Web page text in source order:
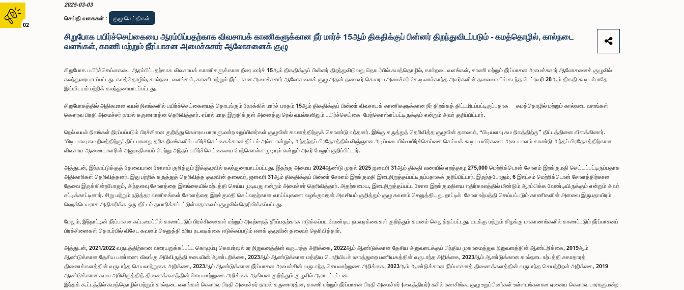
02
2025-03-03
செய்தி வகைகள் : குழு செய்திகள்
சிறுபோக பயிர்ச்செய்கையை ஆரம்பிப்பதற்காக விவசாயக் காணிகளுக்கான நீர் மார்ச் 15ஆம் திகதிக்குப் பின்னர் திறந்துவிடப்படும் - கமத்தொழில், கால்நடை
வளங்கள், காணி மற்றும் நீர்ப்பாசன அமைச்சுசார் ஆலோசனைக் குழு
சிறுபோக பயிர்ச்செய்கையை ஆரம்பிப்பதற்காக விவசாயக் காணிகளுக்கான நீரை மார்ச் 15ஆம் திகதிக்குப் பின்னர் திறந்துவிடுவது தொடர்பில் கமத்தொழில், கால்நடை வளங்கள், காணி மற்றும் நீர்ப்பாசன அமைச்சுசார் ஆலோசனைக் குழுவில்
கலந்துரையாடப்பட்டது. கமத்தொழில், கால்நடை வளங்கள், காணி மற்றும் நீர்ப்பாசன அமைச்சுசார் ஆலோசனைக் குழு அதன் தலைவர் கௌரவ அமைச்சர் கே.டி.லால்காந்த அவர்களின் தலைமையில் கடந்த பெப்ரவரி 28ஆம் திகதி கூடியபோதே
இவ்விடயம் பற்றிக் கலந்துரையாடப்பட்டது.
சிறுபோகத்தில் அதிகமான வயல் நிலங்களில் பயிர்ச்செய்கையைத் தொடங்கும் நோக்கில் மார்ச் மாதம் 15ஆம் திகதிக்குப் பின்னர் விவசாயக் காணிகளுக்கான நீர் திறக்கத் திட்டமிடப்பட்டிருப்பதாக கமத்தொழில் மற்றும் கால்நடை வளங்கள்
கௌரவ பிரதி அமைச்சர் நாமல் கருணாரத்ன தெரிவித்தார். ஏப்ரல் மாத இறுதிக்குள் அனைத்து நெல் வயல்களிலும் பயிர்ச்செய்கை மேற்கொள்ளப்பட்டிருக்கும் என்றும் அவர் குறிப்பிட்டார்.
நெல் வயல் நிலங்கள் நிரப்பப்படும் பிரச்சினை குறித்து கௌரவ பாராளுமன்ற உறுப்பினர்கள் குழுவின் கவனத்திற்குக் கொண்டு வந்தனர். இங்கு கருத்துத் தெரிவித்த குழுவின் தலைவர், “பிடியளவு கம நிலத்திற்கு” திட்டத்தினை விளக்கினார்.
‘பிடியளவு கம நிலத்திற்கு’ திட்டமானது தரிசு நிலங்களில் பயிர்ச்செய்கைக்கான திட்டம் அல்ல என்றும், அந்தந்தப் பிரதேசத்தில் விஞ்ஞான அடிப்படையில் பயிர்ச்செய்கை செய்யக் கூடிய பயிர்களை அடையாளம் காண்டு அந்தப் பிரதேசத்திற்கான
விவசாய ஆணையாளரின் அனுமதியைப் பெற்று அந்தப் பயிர்ச்செய்கையை மேற்கொள்ள முடியும் என்றும் அவர் மேலும் குறிப்பிட்டார்.
அத்துடன், இந்நாட்டுக்குத் தேவையான சோளம் குறித்தும் இக்குழுவில் கலந்துரையாடப்பட்டது. இதற்கு அமைய 2024ஆண்டு முதல் 2025 ஜனவரி 31ஆம் திகதி வரையில் ஏறத்தாழ 275,000 மெற்றிக்டொன் சோளம் இறக்குமதி செய்யப்பட்டிருப்பதாக
அதிகாரிகள் தெரிவித்தனர். இது பற்றிக் கருத்துத் தெரிவித்த குழுவின் தலைவர், ஜனவரி 31ஆம் திகதிக்குப் பின்னர் சோளம் இறக்குமதி இடைநிறுத்தப்பட்டிருப்பதாகக் குறிப்பிட்டார். இருந்தபோதும், 6 இலட்சம் மெற்றிக்டொன் சோளத்திற்கான
தேவை இருக்கின்றபோதும், அந்தளவு சோளத்தை இலங்கையில் உற்பத்தி செய்ய முடியது என்றும் அமைச்சர் தெரிவித்தார். அதற்கமைய, இடைநிறுத்தப்பட்ட சோள இறக்குமதியை எதிர்காலத்தில் மீண்டும் ஆரம்பிக்க வேண்டியிருக்கும் என்றும் அவர்
சுட்டிக்காட்டினார். சிறு மற்றும் நடுத்தர வணிகங்கள் சோளத்தை இறக்குமதி செய்வதற்கான வாய்ப்புகளை வழங்குவதன் அவசியம் குறித்தும் குழு கவனம் செலுத்தியது. நாட்டில் சோள உற்பத்தி செய்யப்படும் காணிகளின் அளவை இருபதாயிரம்
ஹெக்டெயராக அதிகரிக்க ஒரு திட்டம் தயாரிக்கப்பட்டுள்ளதாகவும் குழுவில் தெரிவிக்கப்பட்டது.
மேலும், இந்நாட்டின் நீர்ப்பாசன கட்டமைப்பில் காணப்படும் பிரச்சினைகள் மற்றும் அவற்றைத் தீர்ப்பதற்காக எடுக்கப்பட வேண்டிய நடவடிக்கைகள் குறித்தும் கவனம் செலுத்தப்பட்டது. வடக்கு மற்றும் கிழக்கு மாகாணங்களில் காணப்படும் நீர்ப்பாசனப்
பிரச்சினைகள் தொடர்பில் விசேட கவனம் செலுத்தி உரிய நடவடிக்கை எடுக்கப்படும் எனக் குழுவின் தலைவர் தெரிவித்தார்.
அத்துடன், 2021/2022 வருடத்திற்கான வரையறுக்கப்பட்ட கொழும்பு கொமர்ஷல் உர நிறுவனத்தின் வருடாந்த அறிக்கை, 2022ஆம் ஆண்டுக்கான தேசிய அறுவடைக்குப் பிந்திய முகாமைத்துவ நிறுவனத்தின் ஆண்டறிக்கை, 2019ஆம்
ஆண்டுக்கான தேசிய பண்ணை விலங்கு அபிவிருத்தி சபையின் ஆண்டறிக்கை, 2023ஆம் ஆண்டுக்கான மத்திய பொறியியல் உசாத்துறை பணியகத்தின் வருடாந்த அறிக்கை, 2023ஆம் ஆண்டுக்கான கால்நடை உற்பத்தி சுகாதாரத்
திணைக்களத்தின் வருடாந்த செயலாற்றுகை அறிக்கை, 2023ஆம் ஆண்டுக்கான நீர்ப்பாசன அமைச்சின் வருடாந்த செயலாற்றுகை அறிக்கை, 2023ஆம் ஆண்டுக்கான நீர்ப்பாசனத் திணைக்களத்தின் வருடாந்த செயற்றிறன் அறிக்கை, 2019
ஆண்டுக்கான கமல அபிவிருத்தித் திணைக்களத்தின் செயலாற்றுகை அறிக்கை ஆகியன குறித்தும் குழுவில் ஆராயப்பட்டன.
இந்தக் கூட்டத்தில் கமத்தொழில் மற்றும் கால்நடை வளங்கள் கௌரவ பிரதி அமைச்சர் நாமல் கருணாரத்ன, காணி மற்றும் நீர்ப்பாசன பிரதி அமைச்சர் (வைத்தியர்) சுசில் ரணசிங்க, குழு உறுப்பினர்கள் உள்ளடங்களான ஏனைய கௌரவ பாராளுமன்ற